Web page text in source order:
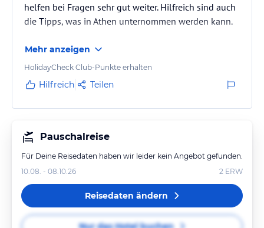
helfen bei Fragen sehr gut weiter. Hilfreich sind auch
die Tipps, was in Athen unternommen werden kann.
Mehr anzeigen
HolidayCheck Club-Punkte erhalten
Hilfreich Teilen
Pauschalreise
Für Deine Reisedaten haben wir leider kein Angebot gefunden.
10.08. - 08.10.26
2 ERW
Reisedaten ändern